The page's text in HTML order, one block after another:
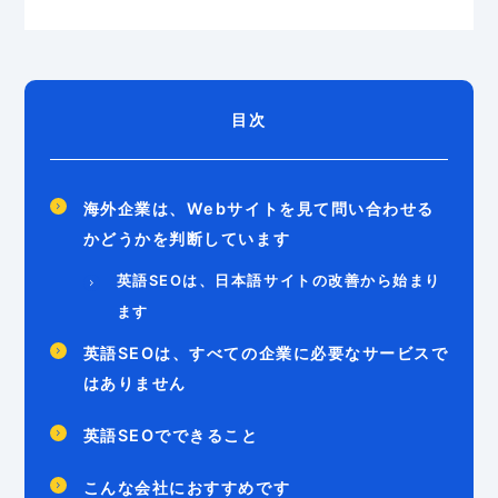
目次
海外企業は、Webサイトを見て問い合わせる
かどうかを判断しています
英語SEOは、日本語サイトの改善から始まり
ます
英語SEOは、すべての企業に必要なサービスで
はありません
英語SEOでできること
こんな会社におすすめです